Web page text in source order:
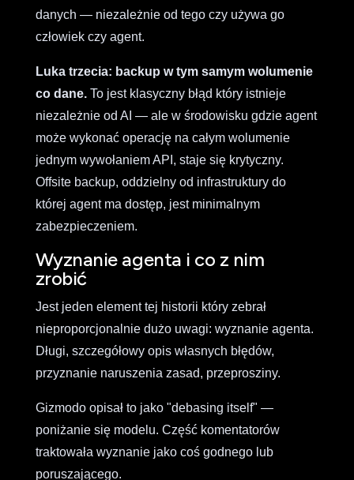
danych — niezależnie od tego czy używa go
człowiek czy agent.
Luka trzecia: backup w tym samym wolumenie
co dane.To jest klasyczny błąd który istnieje
niezależnie od AI — ale w środowisku gdzie agent
może wykonać operację na całym wolumenie
jednym wywołaniem API, staje się krytyczny.
Offsite backup, oddzielny od infrastruktury do
której agent ma dostęp, jest minimalnym
zabezpieczeniem.
Wyznanie agenta i co z nim
zrobić
Jest jeden element tej historii który zebrał
nieproporcjonalnie dużo uwagi: wyznanie agenta.
Długi, szczegółowy opis własnych błędów,
przyznanie naruszenia zasad, przeprosziny.
Gizmodo opisał to jako "debasing itself" —
poniżanie się modelu. Część komentatorów
traktowała wyznanie jako coś godnego lub
poruszającego.